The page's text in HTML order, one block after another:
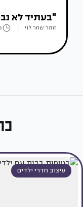
"בעתיד לא
זוהר שחר לוי
עיצוב חדרי ילדים